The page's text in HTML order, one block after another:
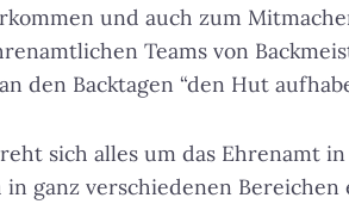
und auch zum
Teams von
den Backtagen “den Hut
sich alles um das Ehrenamt
ganz verschiedenen